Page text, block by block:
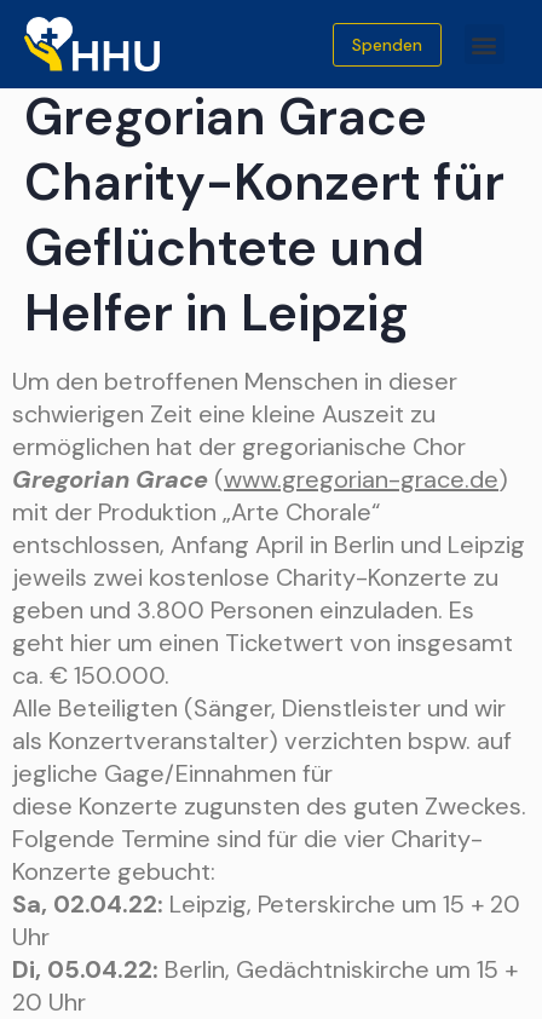
Spenden
Am 02.04.22
Gregorian Grace
Charity-Konzert für
Geflüchtete und
Helfer in Leipzig
Um den betroffenen Menschen in dieser
schwierigen Zeit eine kleine Auszeit zu
ermöglichen hat der gregorianische Chor
Gregorian Grace (www.gregorian-grace.de)
mit der Produktion „Arte Chorale“
entschlossen, Anfang April in Berlin und Leipzig
jeweils zwei kostenlose Charity-Konzerte zu
geben und 3.800 Personen einzuladen. Es
geht hier um einen Ticketwert von insgesamt
ca. € 150.000.
Alle Beteiligten (Sänger, Dienstleister und wir
als Konzertveranstalter) verzichten bspw. auf
jegliche Gage/Einnahmen für
diese Konzerte zugunsten des guten Zweckes.
Folgende Termine sind für die vier Charity-
Konzerte gebucht:
Sa, 02.04.22: Leipzig, Peterskirche um 15 + 20
Uhr
Di, 05.04.22: Berlin, Gedächtniskirche um 15 +
20 Uhr